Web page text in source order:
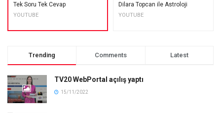
Tek Soru Tek Cevap
YOUTUBE
Dilara Topcan ile Astroloji
YOUTUBE
Trending Comments Latest
TV20 WebPortal açılış yaptı
15/11/2022